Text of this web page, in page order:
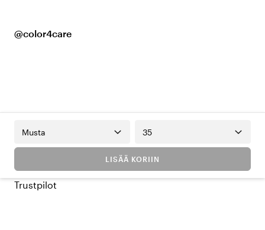
@color4care
Musta 35
LISÄÄ KORIIN
Trustpilot